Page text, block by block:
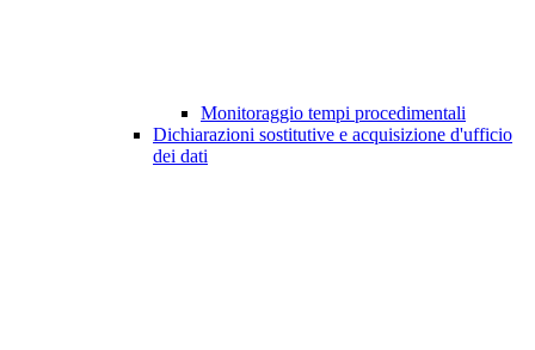
Monitoraggio tempi procedimentali
Dichiarazioni sostitutive e acquisizione d'ufficio
dei dati